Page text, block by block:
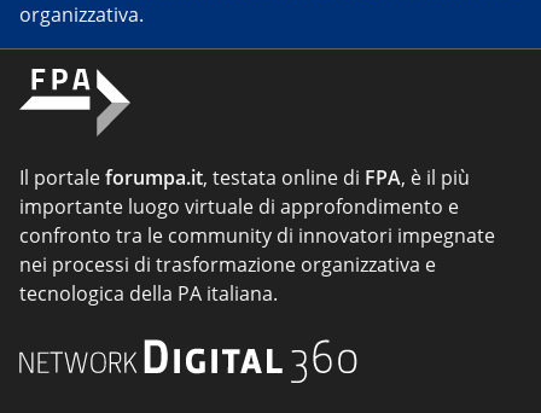
organizzativa.
Il portaleforumpa.it, testata online di FPA, è il più
importante luogo virtuale di approfondimento e
confronto tra le community di innovatori impegnate
nei processi di trasformazione organizzativa e
tecnologica della PA italiana.